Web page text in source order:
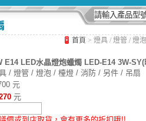
首頁 > 燈具 / 燈管 / 燈
E14 LED水晶燈炮蠟燭 LED-E14 3W-SY(
/ 燈管 / 燈泡 / 檯燈 / 消防 / 另件 / 吊扇
元
元